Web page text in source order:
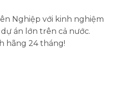
Nghiệp với kinh nghiệm
án lớn trên cả nước.
hãng 24 tháng!